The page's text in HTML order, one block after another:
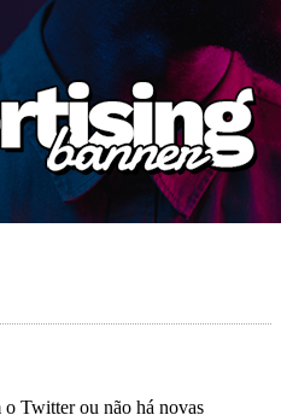
Twitter ou não há novas